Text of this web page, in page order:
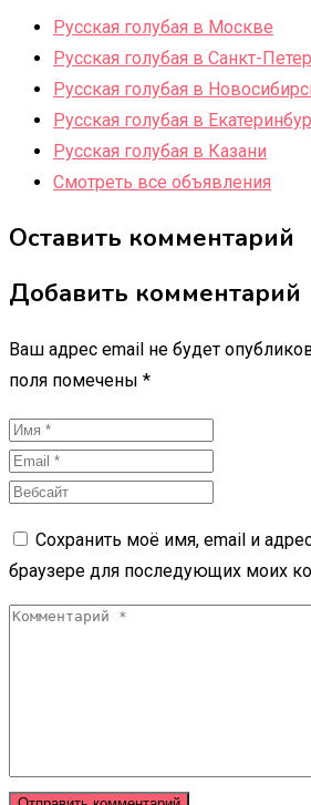
Русская голубая в Москве
Русская голубая в Санкт-
Русская голубая в
Русская голубая в
Русская голубая в Казани
Смотреть все объявления
Оставить комментарий
Добавить комментарий
Ваш адрес email не будет
поля помечены *
Сохранить моё имя, email и
браузере для последующих моих